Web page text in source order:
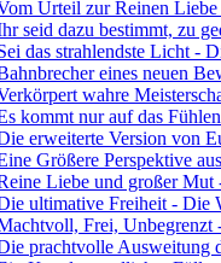
Urteil zur Reinen
seid dazu bestimmt, zu
das strahlendste Licht -
eines neuen
wahre
kommt nur auf das
erweiterte Version von
Größere Perspektive
Liebe und großer Mut
ultimative Freiheit - Die
Frei, Unbegrenzt
prachtvolle Ausweitung